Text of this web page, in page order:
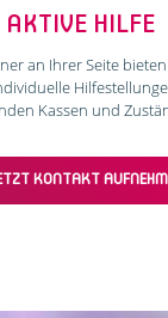
AKTIVE HILFE
an Ihrer Seite
Kassen und
KONTAKT